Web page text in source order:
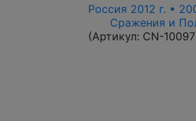
Россия 2012 г. •
Сражения и
(Артикул: CN-10097